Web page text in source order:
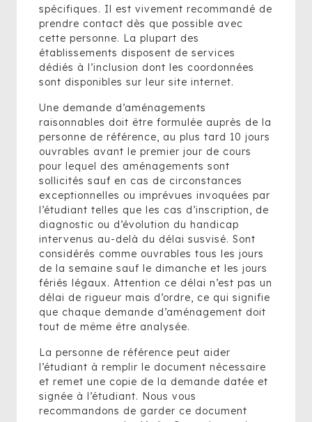
spécifiques. Il est vivement recommandé de
prendre contact dès que possible avec
cette personne. La plupart des
établissements disposent de services
dédiés à l’inclusion dont les coordonnées
sont disponibles sur leur site internet.
Une demande d’aménagements
raisonnables doit être formulée auprès de la
personne de référence, au plus tard 10 jours
ouvrables avant le premier jour de cours
pour lequel des aménagements sont
sollicités sauf en cas de circonstances
exceptionnelles ou imprévues invoquées par
l’étudiant telles que les cas d’inscription, de
diagnostic ou d’évolution du handicap
intervenus au-delà du délai susvisé. Sont
considérés comme ouvrables tous les jours
de la semaine sauf le dimanche et les jours
fériés légaux. Attention ce délai n’est pas un
délai de rigueur mais d’ordre, ce qui signifie
que chaque demande d’aménagement doit
tout de même être analysée.
La personne de référence peut aider
l’étudiant à remplir le document nécessaire
et remet une copie de la demande datée et
signée à l’étudiant. Nous vous
recommandons de garder ce document